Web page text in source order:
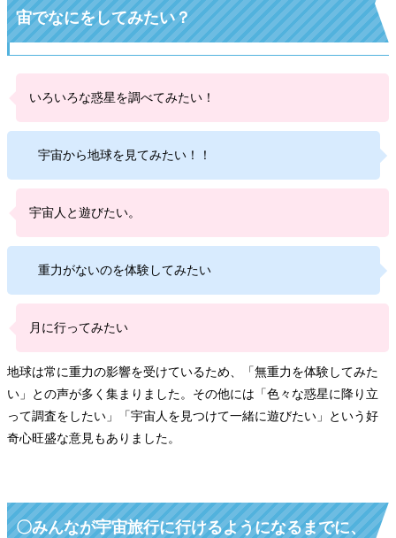
宙でなにをしてみたい？
いろいろな惑星を調べてみたい！
宇宙から地球を見てみたい！！
宇宙人と遊びたい。
重力がないのを体験してみたい
月に行ってみたい
地球は常に重力の影響を受けているため、「無重力を体験してみた
い」との声が多く集まりました。その他には「色々な惑星に降り立
って調査をしたい」「宇宙人を見つけて一緒に遊びたい」という好
奇心旺盛な意見もありました。
〇みんなが宇宙旅行に行けるようになるまでに、